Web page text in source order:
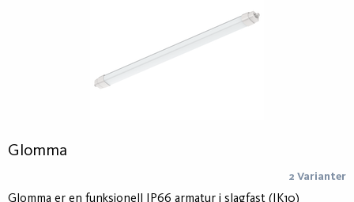
Glomma
2 Varianter
Glomma er en funksjonell IP66 armatur i slagfast (IK10)